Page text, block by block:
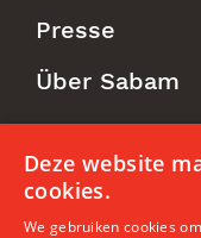
Menu
Presse
Über Sabam
Deze website
cookies.
We gebruiken cookies